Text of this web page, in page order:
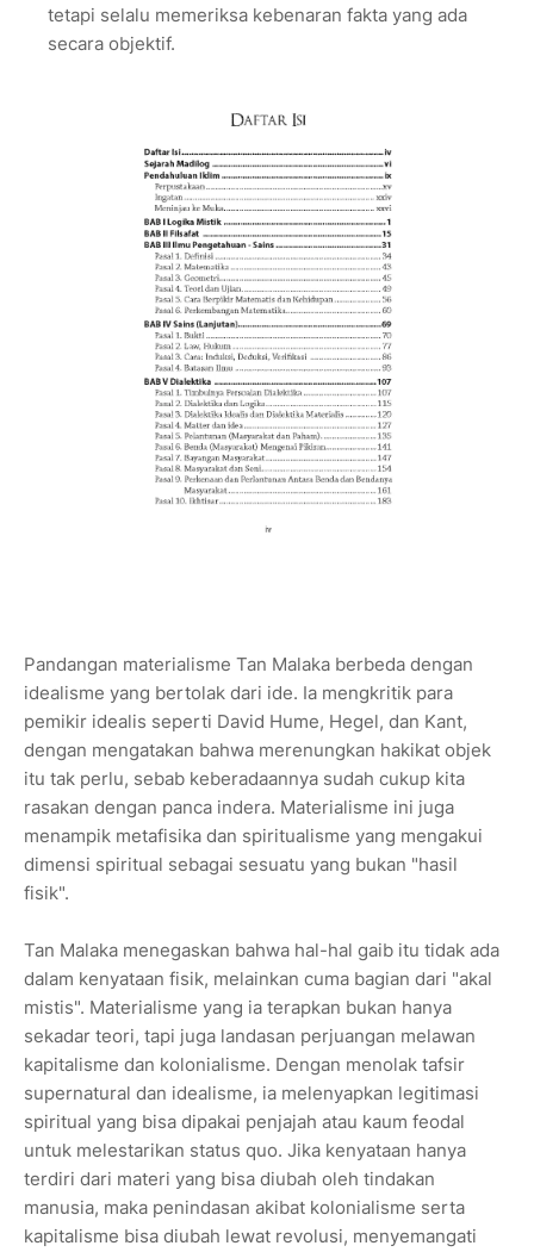
tetapi selalu memeriksa kebenaran fakta yang ada
secara objektif.
Pandangan materialisme Tan Malaka berbeda dengan
idealisme yang bertolak dari ide. Ia mengkritik para
pemikir idealis seperti David Hume, Hegel, dan Kant,
dengan mengatakan bahwa merenungkan hakikat objek
itu tak perlu, sebab keberadaannya sudah cukup kita
rasakan dengan panca indera. Materialisme ini juga
menampik metafisika dan spiritualisme yang mengakui
dimensi spiritual sebagai sesuatu yang bukan "hasil
fisik".
Tan Malaka menegaskan bahwa hal-hal gaib itu tidak ada
dalam kenyataan fisik, melainkan cuma bagian dari "akal
mistis". Materialisme yang ia terapkan bukan hanya
sekadar teori, tapi juga landasan perjuangan melawan
kapitalisme dan kolonialisme. Dengan menolak tafsir
supernatural dan idealisme, ia melenyapkan legitimasi
spiritual yang bisa dipakai penjajah atau kaum feodal
untuk melestarikan status quo. Jika kenyataan hanya
terdiri dari materi yang bisa diubah oleh tindakan
manusia, maka penindasan akibat kolonialisme serta
kapitalisme bisa diubah lewat revolusi, menyemangati